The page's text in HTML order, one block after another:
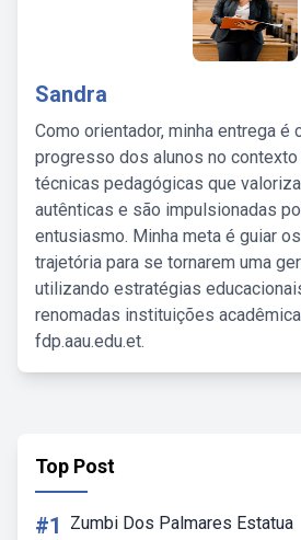
Sandra
Como orientador, minha entrega é
progresso dos alunos no contexto
técnicas pedagógicas que
autênticas e são impulsionadas
entusiasmo. Minha meta é guiar
trajetória para se tornarem uma
utilizando estratégias
renomadas instituições
fdp.aau.edu.et.
Top Post
#1 Zumbi Dos Palmares Estatua